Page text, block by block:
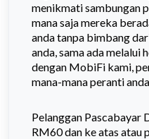
menikmati sambungan
mana saja mereka
anda tanpa bimbang
anda, sama ada melalui
dengan MobiFi kami,
mana-mana peranti
Pelanggan Pascabayar
RM60 dan ke atas atau